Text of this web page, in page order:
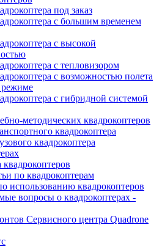
под заказ
с большим временем
с высокой
с тепловизором
с возможностью полета
режиме
с гибридной системой
методических квадрокоптеров
квадрокоптера
квадрокоптера
по квадрокоптерам
использованию квадрокоптеров
вопросы о квадрокоптерах -
Сервисного центра Quadrone